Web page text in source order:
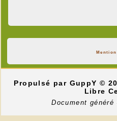
Propulsé par GuppY©
Libre
Document